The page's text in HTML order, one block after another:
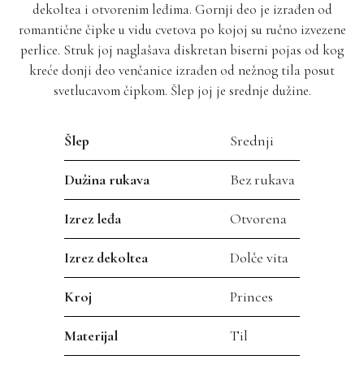
dekoltea i otvorenim leđima. Gornji deo je izrađen od
romantične čipke u vidu cvetova po kojoj su ručno izvezene
perlice. Struk joj naglašava diskretan biserni pojas od kog
kreće donji deo venčanice izrađen od nežnog tila posut
svetlucavom čipkom. Šlep joj je srednje dužine.
Šlep Srednji
Dužina rukava Bez rukava
Izrez leđa Otvorena
Izrez dekoltea Dolče vita
Kroj Princes
Materijal Til